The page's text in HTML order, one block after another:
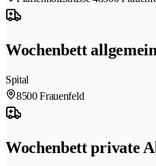
Wochenbett
Spital
8500 Frauenfeld
Wochenbett private